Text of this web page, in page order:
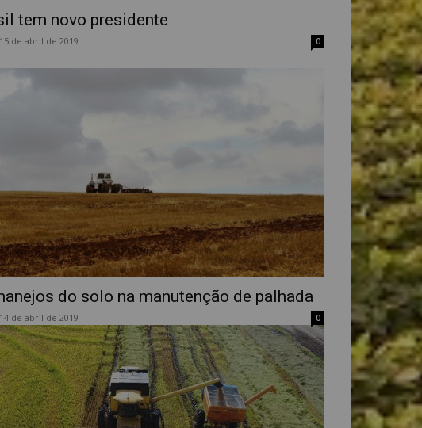
tem novo presidente
15 de abril de 2019 0
do solo na manutenção de palhada
14 de abril de 2019 0